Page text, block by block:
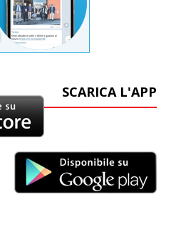
SCARICA L'APP